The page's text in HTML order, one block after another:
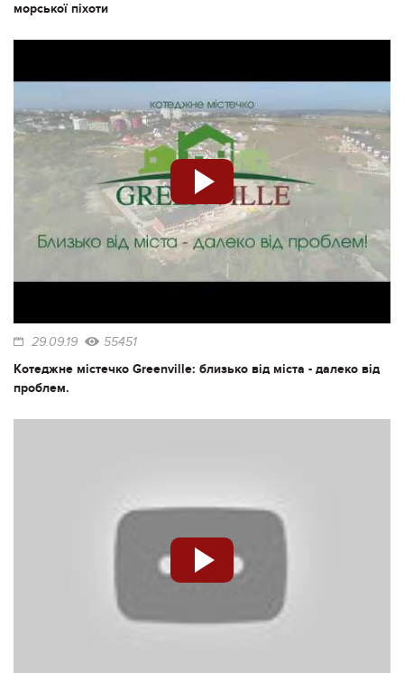
морської піхоти
29.09.19 55451
Котеджне містечко Greenville: близько від міста - далеко від
проблем.